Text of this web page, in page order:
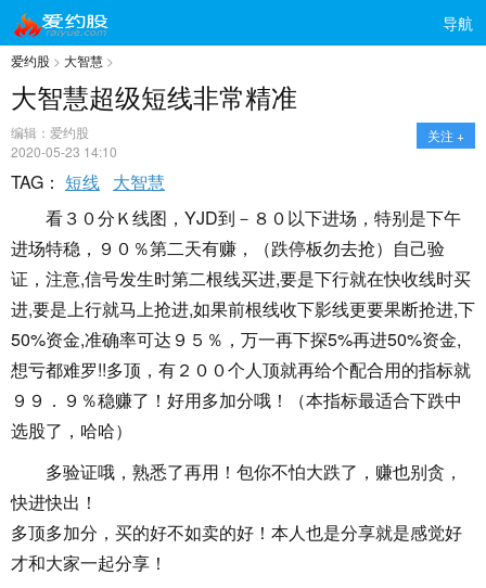
导航
爱约股 > 大智慧 >
大智慧超级短线非常精准
编辑：爱约股
2020-05-23 14:10
关注 +
TAG： 短线 大智慧
看３０分Ｋ线图，YJD到－８０以下进场，特别是下午
进场特稳，９０％第二天有赚，（跌停板勿去抢）自己验
证，注意,信号发生时第二根线买进,要是下行就在快收线时买
进,要是上行就马上抢进,如果前根线收下影线更要果断抢进,下
50%资金,准确率可达９５％，万一再下探5%再进50%资金,
想亏都难罗!!多顶，有２００个人顶就再给个配合用的指标就
９９．９％稳赚了！好用多加分哦！（本指标最适合下跌中
选股了，哈哈）
多验证哦，熟悉了再用！包你不怕大跌了，赚也别贪，
快进快出！
多顶多加分，买的好不如卖的好！本人也是分享就是感觉好
才和大家一起分享！